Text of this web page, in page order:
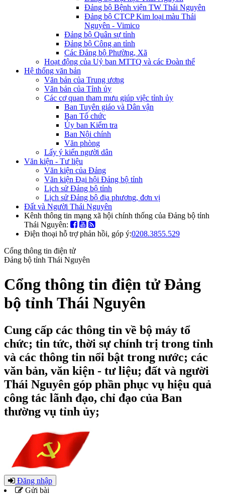
Đảng bộ Bệnh viện TW Thái Nguyên
Đảng bộ CTCP Kim loại màu Thái
Nguyên - Vimico
Đảng bộ Quân sự tỉnh
Đảng bộ Công an tỉnh
Các Đảng bộ Phường, Xã
Hoạt động của Uỷ ban MTTQ và các Đoàn thể
Hệ thống văn bản
Văn bản của Trung ương
Văn bản của Tỉnh ủy
Các cơ quan tham mưu giúp việc tỉnh ủy
Ban Tuyên giáo và Dân vận
Ban Tổ chức
Ủy ban Kiểm tra
Ban Nội chính
Văn phòng
Lấy ý kiến người dân
Văn kiện - Tư liệu
Văn kiện của Đảng
Văn kiện Đại hội Đảng bộ tỉnh
Lịch sử Đảng bộ tỉnh
Lịch sử Đảng bộ địa phương, đơn vị
Đất và Người Thái Nguyên
Kênh thông tin mạng xã hội chính thống của Đảng bộ tỉnh
Thái Nguyên:
Điện thoại hỗ trợ phản hồi, góp ý:0208.3855.529
Cổng thông tin điện tử
Đảng bộ tỉnh Thái Nguyên
Cổng thông tin điện tử Đảng
bộ tỉnh Thái Nguyên
Cung cấp các thông tin về bộ máy tổ
chức; tin tức, thời sự chính trị trong tỉnh
và các thông tin nổi bật trong nước; các
văn bản, văn kiện - tư liệu; đất và người
Thái Nguyên góp phần phục vụ hiệu quả
công tác lãnh đạo, chỉ đạo của Ban
thường vụ tỉnh ủy;
Đăng nhập
Gửi bài